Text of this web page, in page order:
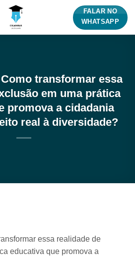
FALAR NO
WHATSAPP
transformar essa
em uma prática
promova a cidadania
real à diversidade?
essa realidade de
educativa que promova a